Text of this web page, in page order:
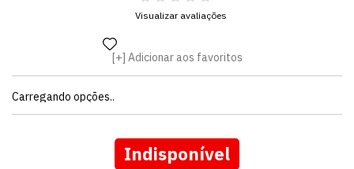
Visualizar avaliações
Adicionar aos favoritos
Carregando opções..
Indisponível